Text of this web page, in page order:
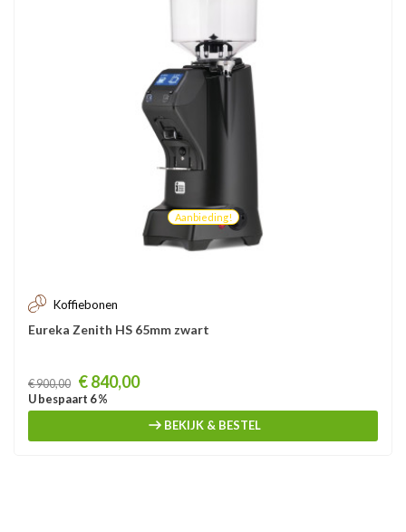
Aanbieding!
Koffiebonen
Eureka Zenith HS 65mm zwart
Prijs
€ 900,00 € 840,00
U bespaart 6 %
BEKIJK & BESTEL